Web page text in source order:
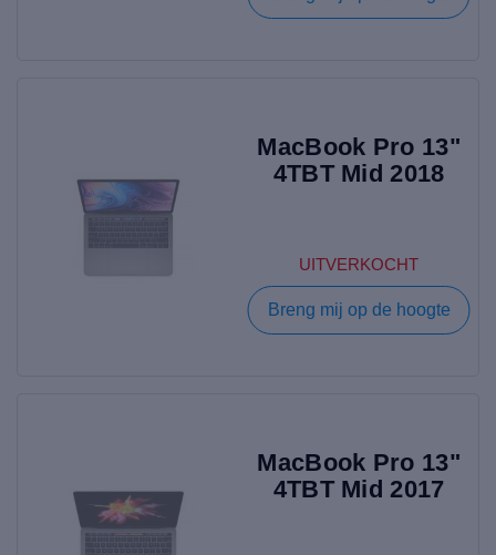
MacBook Pro 13"
4TBT Mid 2018
UITVERKOCHT
Breng mij op de hoogte
MacBook Pro 13"
4TBT Mid 2017